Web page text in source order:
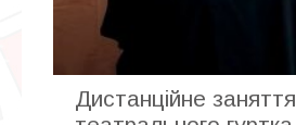
Дистанційне заняття